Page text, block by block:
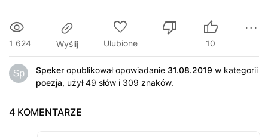
1 624 Wyślij Ulubione 10
Spekeropublikował opowiadanie 31.08.2019 w kategorii
poezja, użył 49 słów i 309 znaków.
4 KOMENTARZE